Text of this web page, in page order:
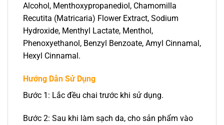
Alcohol, Menthoxypropanediol, Chamomilla
Recutita (Matricaria) Flower Extract, Sodium
Hydroxide, Menthyl Lactate, Menthol,
Phenoxyethanol, Benzyl Benzoate, Amyl Cinnamal,
Hexyl Cinnamal.
Hướng Dẫn Sử Dụng
Bước 1: Lắc đều chai trước khi sử dụng.
Bước 2: Sau khi làm sạch da, cho sản phẩm vào